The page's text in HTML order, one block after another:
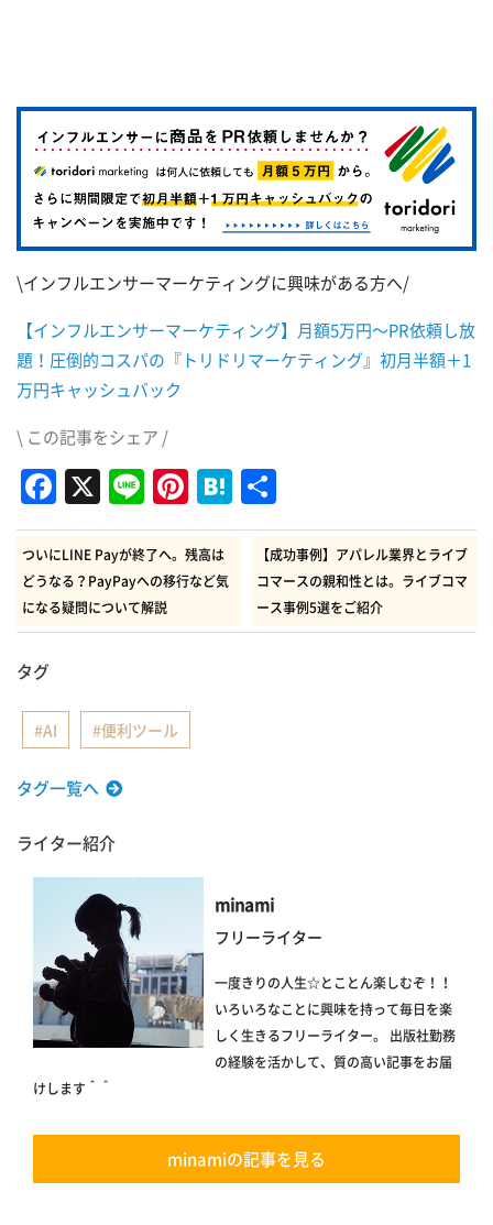
\インフルエンサーマーケティングに興味がある方へ/
【インフルエンサーマーケティング】月額5万円～PR依頼し放
題！圧倒的コスパの『トリドリマーケティング』初月半額＋1
万円キャッシュバック
\ この記事をシェア /
Facebook
X LinePinterest
Hatena
有
ついにLINE Payが終了へ。残高は
どうなる？PayPayへの移行など気
になる疑問について解説
【成功事例】アパレル業界とライブ
コマースの親和性とは。ライブコマ
ース事例5選をご紹介
タグ
AI 便利ツール
タグ一覧へ
ライター紹介
minami
フリーライター
一度きりの人生☆とことん楽しむぞ！！
いろいろなことに興味を持って毎日を楽
しく生きるフリーライター。 出版社勤務
の経験を活かして、質の高い記事をお届
けします＾＾
minamiの記事を見る